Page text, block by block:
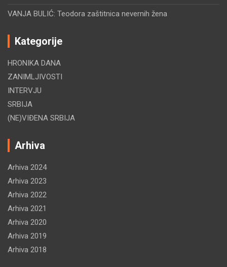
VANJA BULIĆ: Teodora zaštitnica nevernih žena
Kategorije
HRONIKA DANA
ZANIMLJIVOSTI
INTERVJU
SRBIJA
(NE)VIĐENA SRBIJA
Arhiva
Arhiva 2024
Arhiva 2023
Arhiva 2022
Arhiva 2021
Arhiva 2020
Arhiva 2019
Arhiva 2018